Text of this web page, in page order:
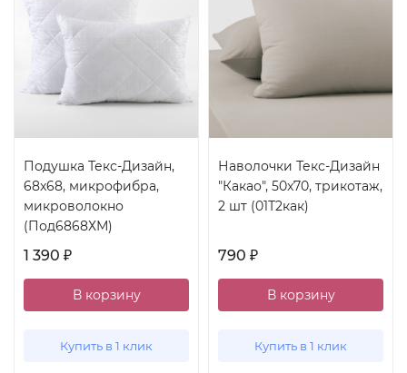
Подушка Текс-Дизайн,
68x68, микрофибра,
микроволокно
(Под6868ХМ)
1 390 ₽
В корзину
Купить в 1 клик
Наволочки Текс-Дизайн
"Какао", 50x70, трикотаж,
2 шт (01Т2как)
790 ₽
В корзину
Купить в 1 клик